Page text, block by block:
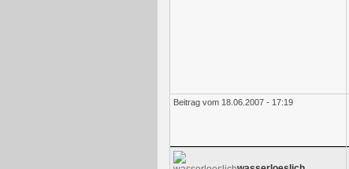
Beitrag vom 18.06.2007 - 17:19